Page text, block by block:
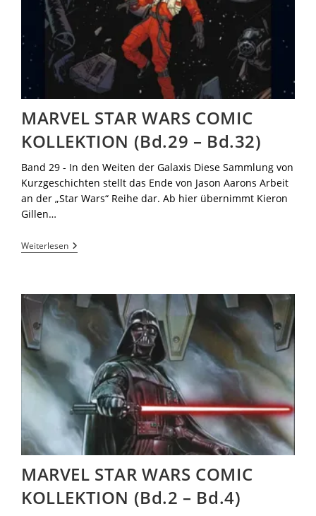
MARVEL STAR WARS COMIC
KOLLEKTION (Bd.29 – Bd.32)
Band 29 - In den Weiten der Galaxis Diese Sammlung von
Kurzgeschichten stellt das Ende von Jason Aarons Arbeit
an der „Star Wars“ Reihe dar. Ab hier übernimmt Kieron
Gillen…
Weiterlesen
MARVEL STAR WARS COMIC
KOLLEKTION (Bd.2 – Bd.4)